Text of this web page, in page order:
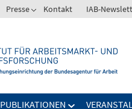
Presse Kontakt IAB-
PUBLIKATIONEN